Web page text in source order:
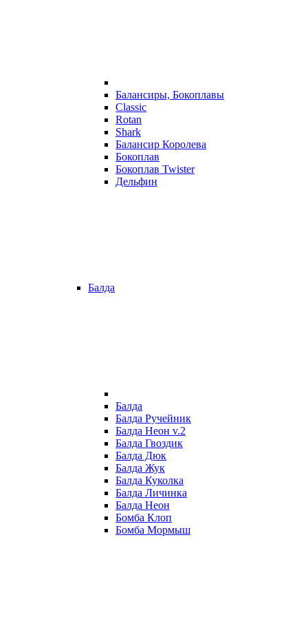
Балансиры, Бокоплавы
Classic
Rotan
Shark
Балансир Королева
Бокоплав
Бокоплав Twister
Дельфин
Балда
Балда
Балда Ручейник
Балда Неон v.2
Балда Гвоздик
Балда Дюк
Балда Жук
Балда Куколка
Балда Личинка
Балда Неон
Бомба Клоп
Бомба Мормыш